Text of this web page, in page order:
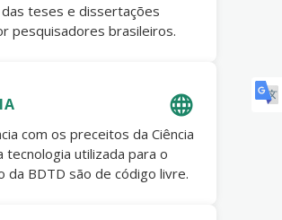
teses e dissertações
pesquisadores brasileiros.
com os preceitos da Ciência
tecnologia utilizada para o
da BDTD são de código livre.